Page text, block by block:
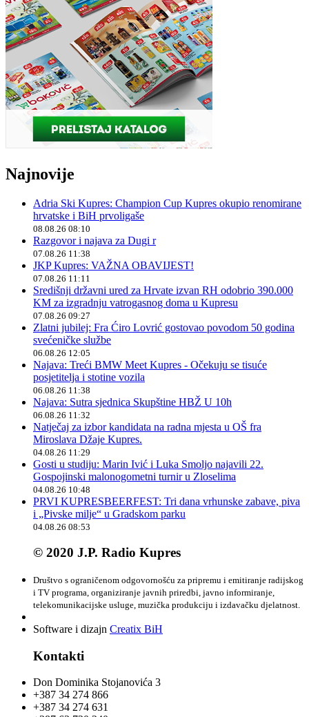
Najnovije
Adria Ski Kupres: Champion Cup Kupres okupio renomirane
hrvatske i BiH prvoligaše
08.08.26 08:10
Razgovor i najava za Dugi r
07.08.26 11:38
JKP Kupres: VAŽNA OBAVIJEST!
07.08.26 11:11
Središnji državni ured za Hrvate izvan RH odobrio 390.000
KM za izgradnju vatrogasnog doma u Kupresu
07.08.26 09:27
Zlatni jubilej: Fra Ćiro Lovrić gostovao povodom 50 godina
svećeničke službe
06.08.26 12:05
Najava: Treći BMW Meet Kupres - Očekuju se tisuće
posjetitelja i stotine vozila
06.08.26 11:38
Najava: Sutra sjednica Skupštine HBŽ U 10h
06.08.26 11:32
Natječaj za izbor kandidata na radna mjesta u OŠ fra
Miroslava Džaje Kupres.
04.08.26 11:29
Gosti u studiju: Marin Ivić i Luka Smoljo najavili 22.
Gospojinski malonogometni turnir u Zloselima
04.08.26 10:48
PRVI KUPRESBEERFEST: Tri dana vrhunske zabave, piva
i „Pivske milje“ u Gradskom parku
04.08.26 08:53
© 2020 J.P. Radio Kupres
Društvo s ograničenom odgovornošću za pripremu i emitiranje radijskog
i TV programa, organiziranje javnih priredbi, javno informiranje,
telekomunikacijske usluge, muzička produkciju i izdavačku djelatnost.
Software i dizajn Creatix BiH
Kontakti
Don Dominika Stojanovića 3
+387 34 274 866
+387 34 274 631